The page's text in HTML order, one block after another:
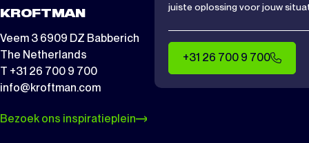
KROFTMAN
Veem 3 6909 DZ Babberich
The Netherlands
T +31 26 700 9 700
info@kroftman.com
Bezoek ons inspiratieplein
juiste oplossing voor jouw
+31 26 700 9 700